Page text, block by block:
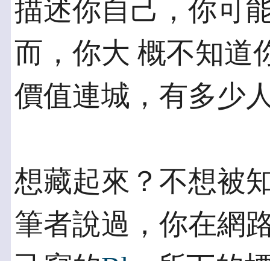
描述你自己，你可
而，你大 概不知道
價值連城，有多少
想藏起來？不想被
筆者說過，你在網